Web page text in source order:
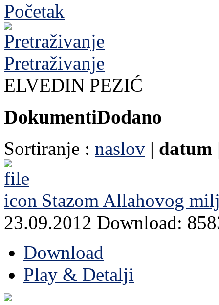
Početak
Pretraživanje
ELVEDIN PEZIĆ
DokumentiDodano
Sortiranje : naslov | datum
Stazom Allahovog
23.09.2012 Download:
Download
Play & Detalji